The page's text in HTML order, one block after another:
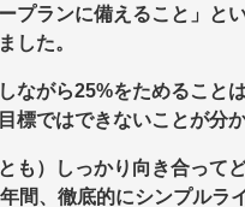
プランに備えること」と
した。
ながら25%をためること
標ではできないことが分か
も）しっかり向き合って
間、徹底的にシンプルラ